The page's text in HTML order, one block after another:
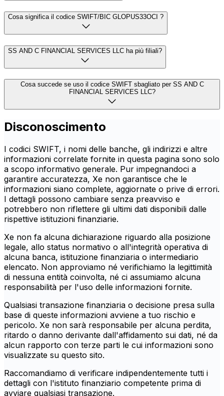
Cosa significa il codice SWIFT/BIC GLOPUS33OCI ?
SS AND C FINANCIAL SERVICES LLC ha più filiali?
Cosa succede se uso il codice SWIFT sbagliato per SS AND C
FINANCIAL SERVICES LLC?
Disconoscimento
I codici SWIFT, i nomi delle banche, gli indirizzi e altre
informazioni correlate fornite in questa pagina sono solo
a scopo informativo generale. Pur impegnandoci a
garantire accuratezza, Xe non garantisce che le
informazioni siano complete, aggiornate o prive di errori.
I dettagli possono cambiare senza preavviso e
potrebbero non riflettere gli ultimi dati disponibili dalle
rispettive istituzioni finanziarie.
Xe non fa alcuna dichiarazione riguardo alla posizione
legale, allo status normativo o all'integrità operativa di
alcuna banca, istituzione finanziaria o intermediario
elencato. Non approviamo né verifichiamo la legittimità
di nessuna entità coinvolta, né ci assumiamo alcuna
responsabilità per l'uso delle informazioni fornite.
Qualsiasi transazione finanziaria o decisione presa sulla
base di queste informazioni avviene a tuo rischio e
pericolo. Xe non sarà responsabile per alcuna perdita,
ritardo o danno derivante dall'affidamento sui dati, né da
alcun rapporto con terze parti le cui informazioni sono
visualizzate su questo sito.
Raccomandiamo di verificare indipendentemente tutti i
dettagli con l'istituto finanziario competente prima di
avviare qualsiasi transazione.